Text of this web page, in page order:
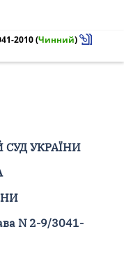
2010(Чинний)
УКРАЇНИ
N 2-9/3041-